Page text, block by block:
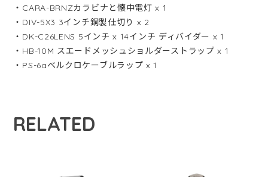
・CARA-BRNZカラビナと懐中電灯 x 1
・DIV-5X3 3インチ銅製仕切り x 2
・DK-C26LENS 5インチ x 14インチ ディバイダー x 1
・HB-10M スエードメッシュショルダーストラップ x 1
・PS-6aベルクロケーブルラップ x 1
RELATED